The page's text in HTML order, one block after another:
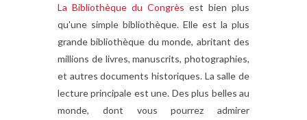
La Bibliothèque du Congrès est bien plus
qu'une simple bibliothèque. Elle est la plus
grande bibliothèque du monde, abritant des
millions de livres, manuscrits, photographies,
et autres documents historiques. La salle de
lecture principale est une. Des plus belles au
monde, dont vous pourrez admirer